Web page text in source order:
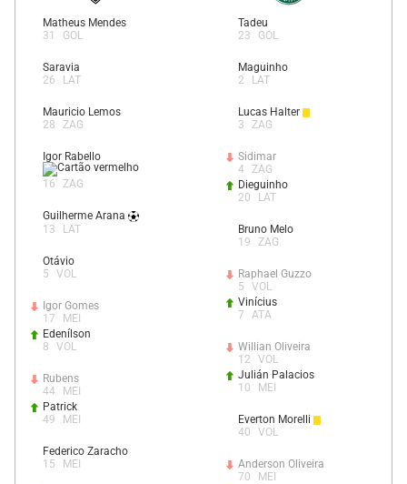
Matheus Mendes
31
GOL
Saravia
26
LAT
Mauricio Lemos
28
ZAG
Igor Rabello
16 ZAG
Guilherme Arana
13
LAT
Otávio
5
VOL
Igor Gomes
17
MEI
Edenílson
8
VOL
Rubens
44
MEI
Patrick
49
MEI
Federico Zaracho
15
MEI
Tadeu
23
GOL
Maguinho
2
LAT
Lucas Halter
3
ZAG
Sidimar
4 ZAG
Dieguinho
20
LAT
Bruno Melo
19
ZAG
Raphael Guzzo
5
VOL
Vinícius
7
ATA
Willian Oliveira
12
VOL
Julián Palacios
10
MEI
Everton Morelli
40
VOL
Anderson Oliveira
70
MEI